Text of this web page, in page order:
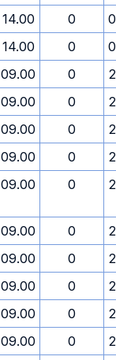
14.00 0
14.00 0
09.00 0
09.00 0
09.00 0
09.00 0
09.00 0
09.00 0
09.00 0
09.00 0
09.00 0
09.00 0